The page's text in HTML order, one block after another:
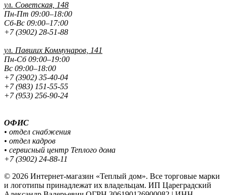
ул. Советская, 148
Пн-Пт 09:00–18:00
Сб-Вс 09:00–17:00
+7 (3902) 28-51-88
ул. Павших Коммунаров, 141
Пн-Сб 09:00–19:00
Вс 09:00–18:00
+7 (3902) 35-40-04
+7 (983) 151-55-55
+7 (953) 256-90-24
ОФИС
• отдел снабжения
• отдел кадров
• сервисный центр Теплого дома
+7 (3902) 24-88-11
© 2026 Интернет-магазин «Теплый дом». Все торговые марки
и логотипы принадлежат их владельцам. ИП Цареградский